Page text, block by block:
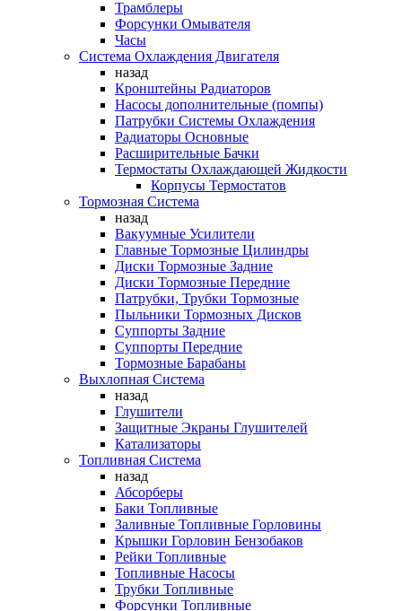
Трамблеры
Форсунки Омывателя
Часы
Система Охлаждения Двигателя
назад
Кронштейны Радиаторов
Насосы дополнительные (помпы)
Патрубки Системы Охлаждения
Радиаторы Основные
Расширительные Бачки
Термостаты Охлаждающей Жидкости
Корпусы Термостатов
Тормозная Система
назад
Вакуумные Усилители
Главные Тормозные Цилиндры
Диски Тормозные Задние
Диски Тормозные Передние
Патрубки, Трубки Тормозные
Пыльники Тормозных Дисков
Суппорты Задние
Суппорты Передние
Тормозные Барабаны
Выхлопная Система
назад
Глушители
Защитные Экраны Глушителей
Катализаторы
Топливная Система
назад
Абсорберы
Баки Топливные
Заливные Топливные Горловины
Крышки Горловин Бензобаков
Рейки Топливные
Топливные Насосы
Трубки Топливные
Форсунки Топливные